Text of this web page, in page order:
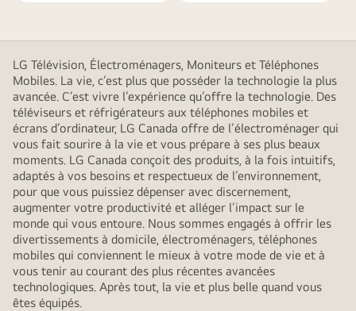
LG Télévision, Électroménagers, Moniteurs et Téléphones
Mobiles. La vie, c’est plus que posséder la technologie la plus
avancée. C’est vivre l’expérience qu’offre la technologie. Des
téléviseurs et réfrigérateurs aux téléphones mobiles et
écrans d’ordinateur, LG Canada offre de l’électroménager qui
vous fait sourire à la vie et vous prépare à ses plus beaux
moments. LG Canada conçoit des produits, à la fois intuitifs,
adaptés à vos besoins et respectueux de l’environnement,
pour que vous puissiez dépenser avec discernement,
augmenter votre productivité et alléger l’impact sur le
monde qui vous entoure. Nous sommes engagés à offrir les
divertissements à domicile, électroménagers, téléphones
mobiles qui conviennent le mieux à votre mode de vie et à
vous tenir au courant des plus récentes avancées
technologiques. Après tout, la vie et plus belle quand vous
êtes équipés.